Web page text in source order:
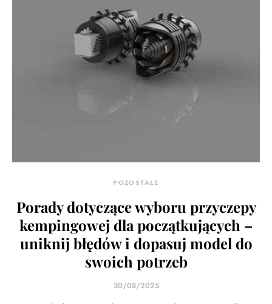
POZOSTAŁE
Porady dotyczące wyboru przyczepy
kempingowej dla początkujących –
uniknij błędów i dopasuj model do
swoich potrzeb
30/08/2025